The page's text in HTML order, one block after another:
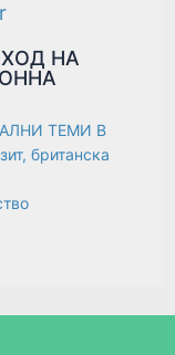
НА
ТЕМИ В
,британска